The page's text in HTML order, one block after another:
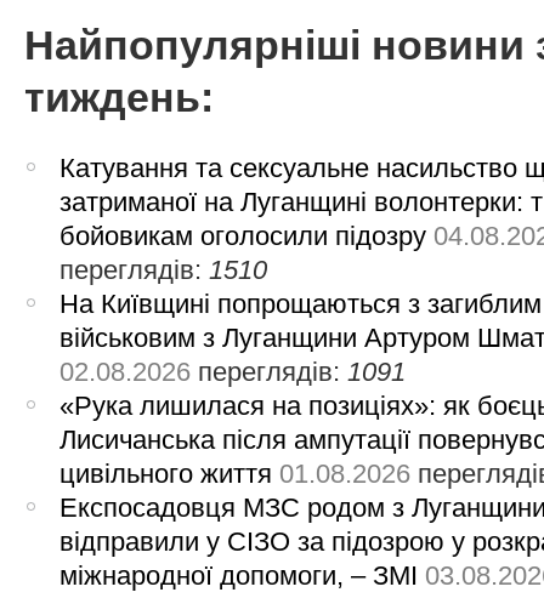
Найпопулярніші новини
тиждень:
Катування та сексуальне насильство
затриманої на Луганщині волонтерки:
бойовикам оголосили підозру
переглядів: 1510
На Київщині попрощаються з загиблим
військовим з Луганщини Артуром
02.08.2026 переглядів: 1091
«Рука лишилася на позиціях»: як
Лисичанська після ампутації
цивільного життя 01.08.2026
Експосадовця МЗС родом з
відправили у СІЗО за підозрою у
міжнародної допомоги, – ЗМІ